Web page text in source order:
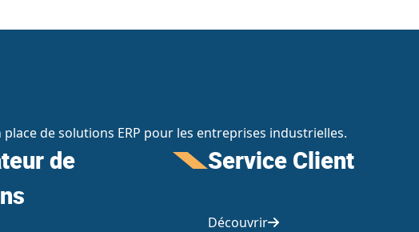
de solutions ERP pour les entreprises industrielles.
de
Service Client
Découvrir